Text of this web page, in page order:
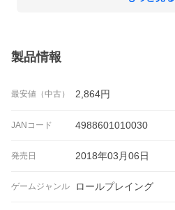
製品情報
最安値（中古） 2,864円
JANコード 4988601010030
発売日 2018年03月06日
ゲームジャンル ロールプレイング